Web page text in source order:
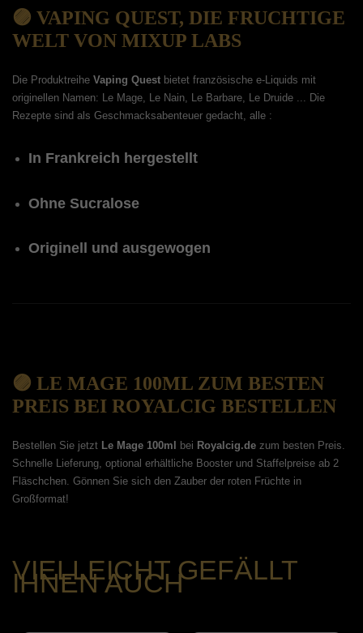
🟣 VAPING QUEST, DIE FRUCHTIGE
WELT VON MIXUP LABS
Die Produktreihe Vaping Quest bietet französische e-Liquids mit
originellen Namen: Le Mage, Le Nain, Le Barbare, Le Druide ... Die
Rezepte sind als Geschmacksabenteuer gedacht, alle :
In Frankreich hergestellt
Ohne Sucralose
Originell und ausgewogen
🟣 LE MAGE 100ML ZUM BESTEN
PREIS BEI ROYALCIG BESTELLEN
Bestellen Sie jetzt Le Mage 100ml bei Royalcig.de zum besten Preis.
Schnelle Lieferung, optional erhältliche Booster und Staffelpreise ab 2
Fläschchen. Gönnen Sie sich den Zauber der roten Früchte in
Großformat!
VIELLEICHT GEFÄLLT
IHNEN AUCH